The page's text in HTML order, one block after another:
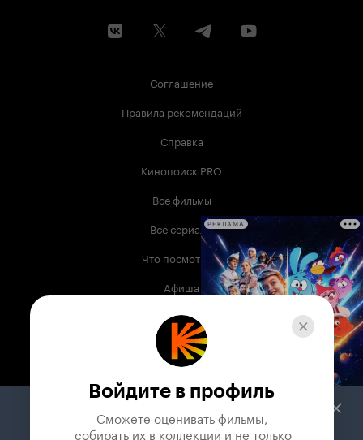
Соглашение
Правила рекомендаций
Справка
Кинопоиск PRO
Все фильмы
Все сериалы
Что посмотреть
Афиша
Музыка
Телепрограмма
Служба поддержки
РЕКЛАМА
Войдите в профиль
Сможете оценивать фильмы,
собирать их в коллекции и не только